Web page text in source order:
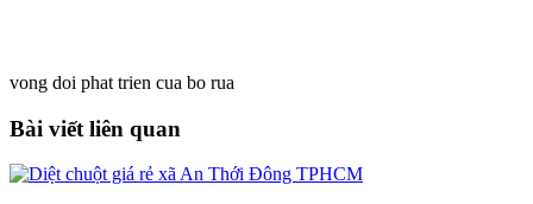
vong doi phat trien cua bo rua
Bài viết liên quan